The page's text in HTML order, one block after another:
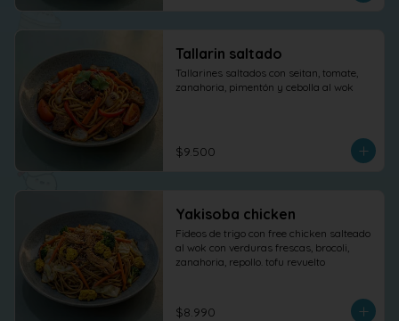
Tallarin saltado
Tallarines saltados con seitan, tomate,
zanahoria, pimentón y cebolla al wok
$9.500
Yakisoba chicken
Fideos de trigo con free chicken salteado
al wok con verduras frescas, brocoli,
zanahoria, repollo. tofu revuelto
$8.990